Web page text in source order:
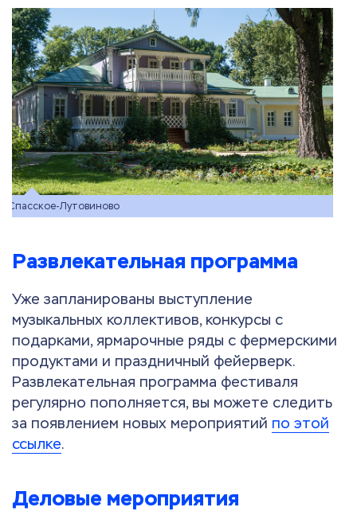
Спасское-Лутовиново
Развлекательная программа
Уже запланированы выступление
музыкальных коллективов, конкурсы с
подарками, ярмарочные ряды с фермерскими
продуктами и праздничный фейерверк.
Развлекательная программа фестиваля
регулярно пополняется, вы можете следить
за появлением новых мероприятий по этой
ссылке.
Деловые мероприятия